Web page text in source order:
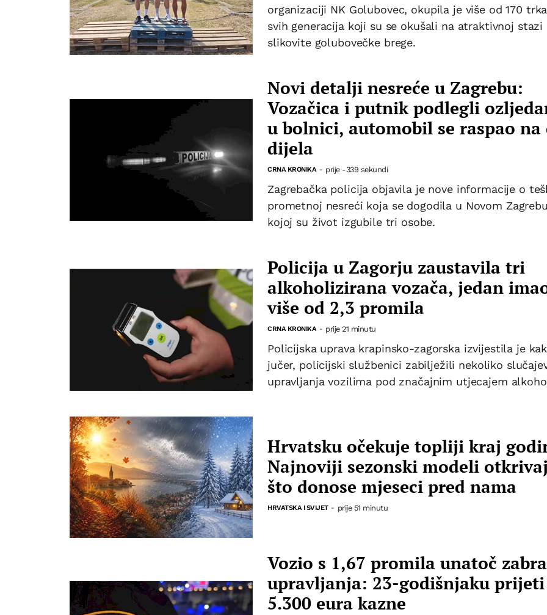
organizaciji NK Golubovec, okupila je više od 170
svih generacija koji su se okušali na atraktivnoj stazi
slikovite golubovečke brege.
Novi detalji nesreće u Zagrebu:
Vozačica i putnik podlegli
u bolnici, automobil se raspao na
dijela
CRNA KRONIKA - prije -339 sekundi
Zagrebačka policija objavila je nove informacije o
prometnoj nesreći koja se dogodila u Novom
kojoj su život izgubile tri osobe.
Policija u Zagorju zaustavila tri
alkoholizirana vozača, jedan
više od 2,3 promila
CRNA KRONIKA - prije 21 minutu
Policijska uprava krapinsko-zagorska izvijestila je
jučer, policijski službenici zabilježili nekoliko
upravljanja vozilima pod značajnim utjecajem
Hrvatsku očekuje topliji kraj
Najnoviji sezonski modeli
što donose mjeseci pred nama
HRVATSKA I SVIJET - prije 51 minutu
Vozio s 1,67 promila unatoč
upravljanja: 23-godišnjaku prijeti
5.300 eura kazne